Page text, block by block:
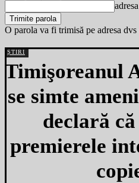
O parola va fi trimisă pe adresa dvs
ȘTIRI
Timişoreanul
se simte
declară
premierele